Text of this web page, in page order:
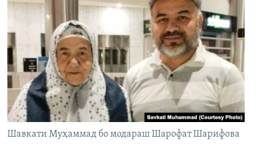
Шавкати Муҳаммад бо модараш Шарофат Шарифова